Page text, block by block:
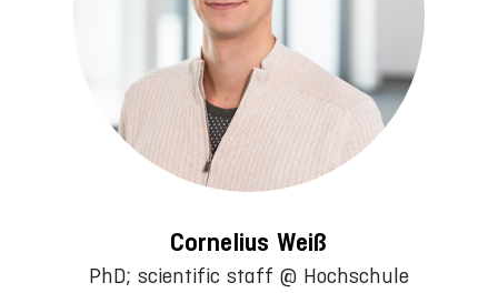
Cornelius Weiß
PhD; scientific staff @ Hochschule